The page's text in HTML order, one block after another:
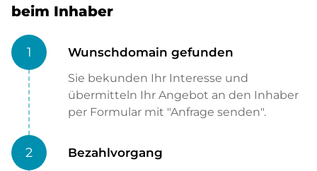
beim Inhaber
1 Wunschdomain gefunden
Sie bekunden Ihr Interesse und
übermitteln Ihr Angebot an den Inhaber
per Formular mit "Anfrage senden".
2 Bezahlvorgang